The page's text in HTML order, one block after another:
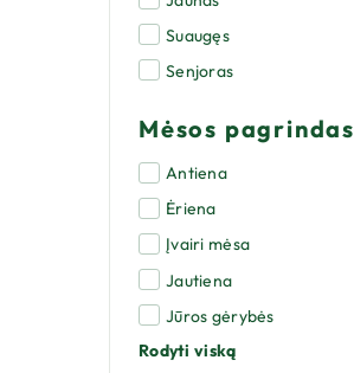
Suaugęs
Senjoras
Mėsos pagrindas
Antiena
Ėriena
Įvairi mėsa
Jautiena
Jūros gėrybės
Rodyti viską